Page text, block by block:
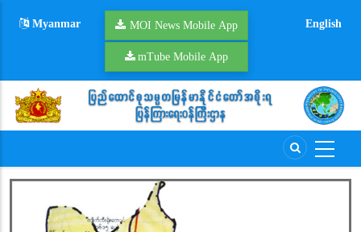
Myanmar MOI News Mobile App
mTube Mobile App
English